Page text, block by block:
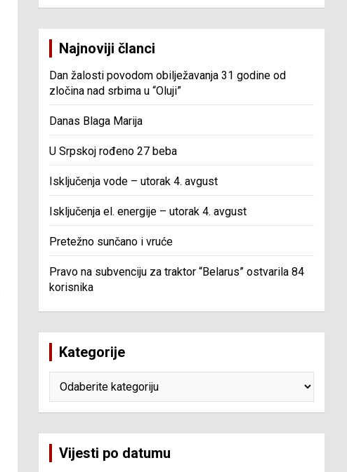
Najnoviji članci
Dan žalosti povodom obilježavanja 31 godine od
zločina nad srbima u “Oluji”
Danas Blaga Marija
U Srpskoj rođeno 27 beba
Isključenja vode – utorak 4. avgust
Isključenja el. energije – utorak 4. avgust
Pretežno sunčano i vruće
Pravo na subvenciju za traktor “Belarus” ostvarila 84
korisnika
Kategorije
Vijesti po datumu